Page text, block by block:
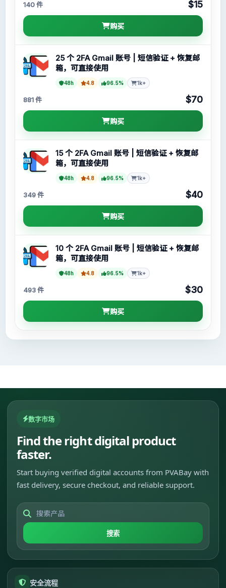
140 件 $15
购买
25 个 2FA Gmail 账号 | 短信验证 + 恢复邮
箱，可直接使用
48h 4.8 96.5% 1k+
881 件 $70
购买
15 个 2FA Gmail 账号 | 短信验证 + 恢复邮
箱，可直接使用
48h 4.8 96.5% 1k+
349 件 $40
购买
10 个 2FA Gmail 账号 | 短信验证 + 恢复邮
箱，可直接使用
48h 4.8 96.5% 1k+
493 件 $30
购买
数字市场
Find the right digital product
faster.
Start buying verified digital accounts from PVABay with
fast delivery, secure checkout, and reliable support.
搜索
安全流程